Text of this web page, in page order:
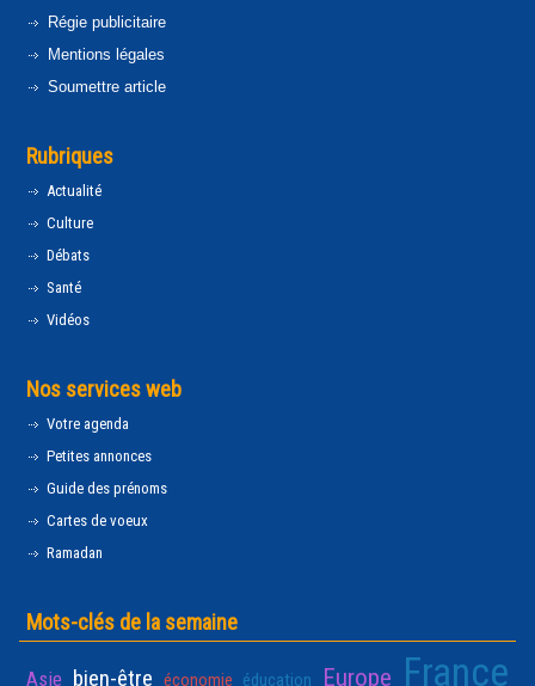
Régie publicitaire
Mentions légales
Soumettre article
Rubriques
Actualité
Culture
Débats
Santé
Vidéos
Nos services web
Votre agenda
Petites annonces
Guide des prénoms
Cartes de voeux
Ramadan
Mots-clés de la semaine
Asie bien-être économie éducation Europe France